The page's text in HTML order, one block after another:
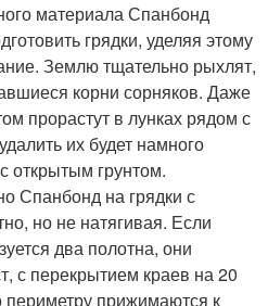
материала Спанбонд
грядки, уделяя этому
Землю тщательно рыхлят,
корни сорняков. Даже
прорастут в лунках рядом с
их будет намного
открытым грунтом.
Спанбонд на грядки с
но не натягивая. Если
два полотна, они
с перекрытием краев на 20
прижимаются к